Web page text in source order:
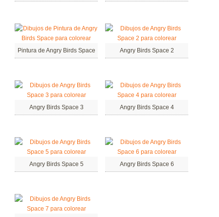
Pintura de Angry Birds Space Angry Birds Space 2
Angry Birds Space 3 Angry Birds Space 4
Angry Birds Space 5 Angry Birds Space 6